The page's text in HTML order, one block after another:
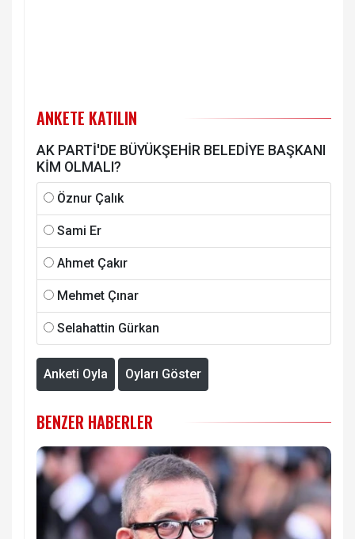
ANKETE KATILIN
AK PARTİ'DE BÜYÜKŞEHİR BELEDİYE BAŞKANI
KİM OLMALI?
Öznur Çalık
Sami Er
Ahmet Çakır
Mehmet Çınar
Selahattin Gürkan
Anketi Oyla Oyları Göster
BENZER HABERLER